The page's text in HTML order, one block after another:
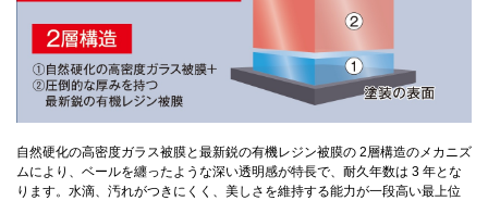
自然硬化の高密度ガラス被膜と最新鋭の有機レジン被膜の 2層構造のメカニズ
ムにより、ベールを纏ったような深い透明感が特長で、耐久年数は 3 年とな
ります。水滴、汚れがつきにくく、美しさを維持する能力が一段高い最上位